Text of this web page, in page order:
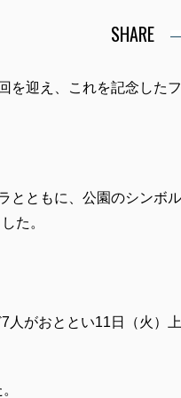
SHARE
迎え、これを記念した
とともに、公園のシンボ
た。
がおととい11日（火）上